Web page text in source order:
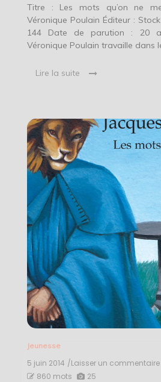
Titre : Les mots qu’on ne
Véronique Poulain Éditeur :
144 Date de parution : 20
Véronique Poulain travaille dans
Lire la suite
Jeunesse
5 juin 2014 /Laisser un commentaire
860 mots 25